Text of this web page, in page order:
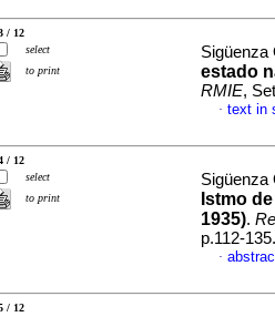
/ 12
select
to print
estado
RMIE,
· text in
/ 12
select
to print
Istmo
1935).
p.112-
·
/ 12